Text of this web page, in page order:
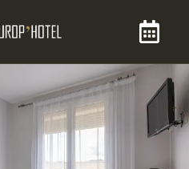
chambre
directement sur